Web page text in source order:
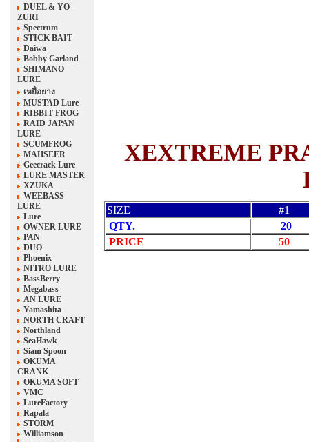
DUEL & YO-
ZURI
Spectrum
STICK BAIT
Daiwa
Bobby Garland
SHIMANO
LURE
เหยื่อยาง
MUSTAD Lure
RIBBIT FROG
RAID JAPAN
LURE
SCUMFROG
MAHSEER
Geecrack Lure
LURE MASTER
XZUKA
WEEBASS
LURE
Lure
OWNER LURE
PAN
DUO
Phoenix
NITRO LURE
BassBerry
Megabass
AN LURE
Yamashita
NORTH CRAFT
Northland
SeaHawk
Siam Spoon
OKUMA
CRANK
OKUMA SOFT
VMC
LureFactory
Rapala
STORM
Williamson
XEXTREME
SIZE
#1
QTY.
20
PRICE
50